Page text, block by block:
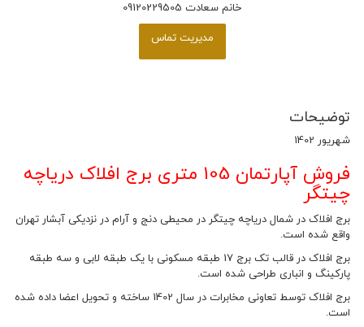
خانم سعادت 09120229505
مدیریت تماس
توضیحات
شهریور 1402
فروش آپارتمان 105 متری برج افلاک دریاچه
چیتگر
برج افلاک در شمال دریاچه چیتگر در محیطی دنج و آرام در نزدیکی آبشار تهران
واقع شده است.
برج افلاک در قالب تک برج 17 طبقه مسکونی با یک طبقه لابی و سه طبقه
پارکینگ و انباری طراحی شده است.
برج افلاک توسط تعاونی مخابرات در سال 1402 ساخته و تحویل اعضا داده شده
است.